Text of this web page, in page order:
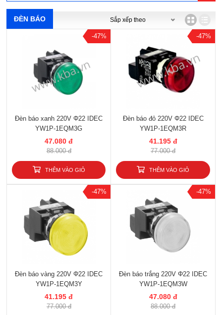
ĐÈN BÁO
-47%
Đèn báo xanh 220V Φ22 IDEC
YW1P-1EQM3G
47.080 đ
88.000 đ
THÊM VÀO GIỎ
-47%
Đèn báo đỏ 220V Φ22 IDEC
YW1P-1EQM3R
41.195 đ
77.000 đ
THÊM VÀO GIỎ
-47%
Đèn báo vàng 220V Φ22 IDEC
YW1P-1EQM3Y
41.195 đ
77.000 đ
-47%
Đèn báo trắng 220V Φ22 IDEC
YW1P-1EQM3W
47.080 đ
88.000 đ